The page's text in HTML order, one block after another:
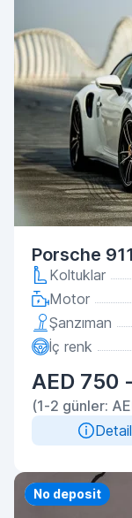
Porsche
Koltuklar
Motor
Şanzıman
İç renk
AED 750
(1-2 günler:
Priority
No deposit